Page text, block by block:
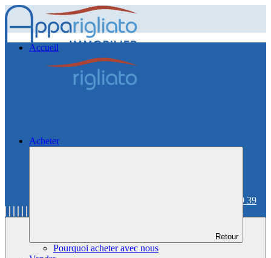
06 59 36 59 39
Accueil
Acheter
Retour
Pourquoi acheter avec nous